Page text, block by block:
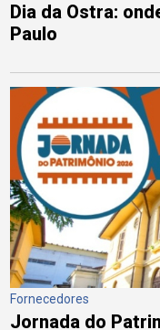
Dia da Ostra:
Paulo
Fornecedores
Jornada do